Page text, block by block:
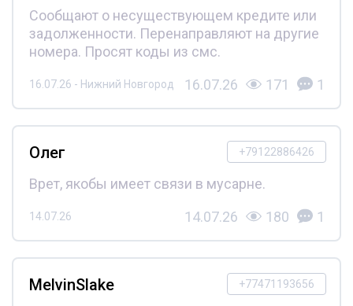
Сообщают о несуществующем кредите или
задолженности. Перенаправляют на другие
номера. Просят коды из смс.
16.07.26 - Нижний Новгород 16.07.26 171 1
+79122886426
Олег
Врет, якобы имеет связи в мусарне.
14.07.26 14.07.26 180 1
+77471193656
MelvinSlake